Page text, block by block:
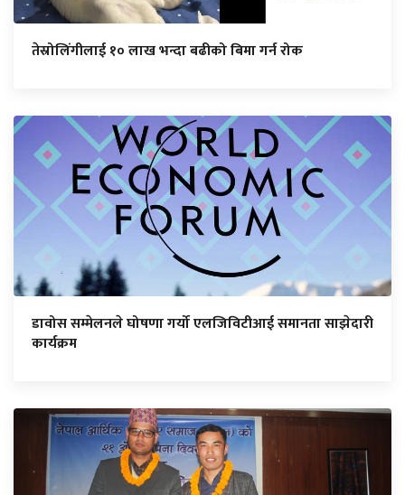
तेस्रोलिंगीलाई १० लाख भन्दा बढीको बिमा गर्न रोक
डावोस सम्मेलनले घोषणा गर्यो एलजिविटीआई समानता साझेदारी
कार्यक्रम